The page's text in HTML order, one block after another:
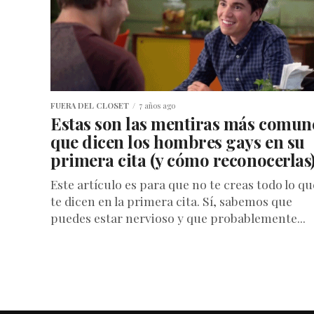
FUERA DEL CLOSET 7 años ago
Estas son las mentiras más
que dicen los hombres gays en su
primera cita (y cómo
Este artículo es para que no te creas todo lo
te dicen en la primera cita. Sí, sabemos que
puedes estar nervioso y que probablemente...